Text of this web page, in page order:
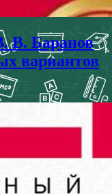
В. Баранов
вариантов